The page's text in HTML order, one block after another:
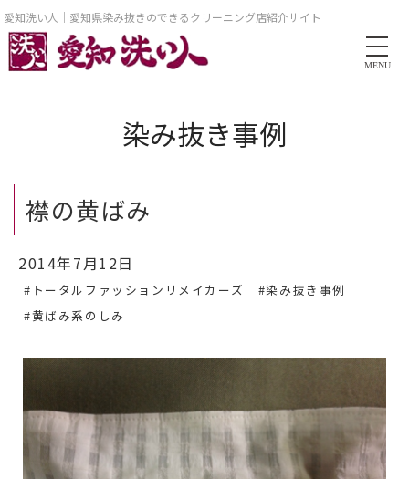
愛知洗い人｜愛知県染み抜きのできるクリーニング店紹介サイト
MENU
染み抜き事例
襟の黄ばみ
2014年7月12日
#トータルファッションリメイカーズ
#染み抜き事例
#黄ばみ系のしみ